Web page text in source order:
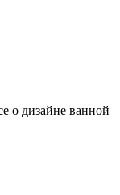
о дизайне ванной